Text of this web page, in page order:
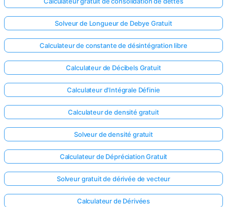
Solveur de Longueur de Debye Gratuit
Calculateur de constante de désintégration libre
Calculateur de Décibels Gratuit
Calculateur d'Intégrale Définie
Calculateur de densité gratuit
Solveur de densité gratuit
Calculateur de Dépréciation Gratuit
Solveur gratuit de dérivée de vecteur
Calculateur de Dérivées